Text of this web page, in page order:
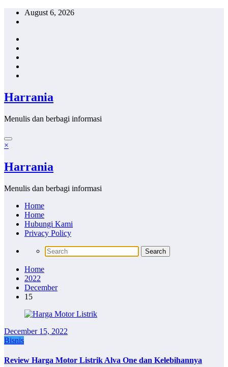
Skip
August 6, 2026
Harrania
Menulis dan berbagi informasi
×
Harrania
Menulis dan berbagi informasi
Home
Home
Hubungi Kami
Privacy Policy
Home
2022
December
15
December 15, 2022
Bisnis
Review Harga Motor Listrik Alva One dan Kelebihannya